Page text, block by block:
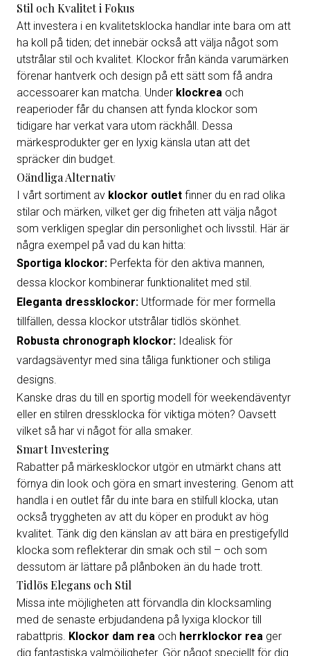
Stil och Kvalitet i Fokus
Att investera i en kvalitetsklocka handlar inte bara om att
ha koll på tiden; det innebär också att välja något som
utstrålar stil och kvalitet. Klockor från kända varumärken
förenar hantverk och design på ett sätt som få andra
accessoarer kan matcha. Under klockrea och
reaperioder får du chansen att fynda klockor som
tidigare har verkat vara utom räckhåll. Dessa
märkesprodukter ger en lyxig känsla utan att det
spräcker din budget.
Oändliga Alternativ
I vårt sortiment av klockor outlet finner du en rad olika
stilar och märken, vilket ger dig friheten att välja något
som verkligen speglar din personlighet och livsstil. Här är
några exempel på vad du kan hitta:
Sportiga klockor: Perfekta för den aktiva mannen,
dessa klockor kombinerar funktionalitet med stil.
Eleganta dressklockor: Utformade för mer formella
tillfällen, dessa klockor utstrålar tidlös skönhet.
Robusta chronograph klockor: Idealisk för
vardagsäventyr med sina tåliga funktioner och stiliga
designs.
Kanske dras du till en sportig modell för weekendäventyr
eller en stilren dressklocka för viktiga möten? Oavsett
vilket så har vi något för alla smaker.
Smart Investering
Rabatter på märkesklockor utgör en utmärkt chans att
förnya din look och göra en smart investering. Genom att
handla i en outlet får du inte bara en stilfull klocka, utan
också tryggheten av att du köper en produkt av hög
kvalitet. Tänk dig den känslan av att bära en prestigefylld
klocka som reflekterar din smak och stil – och som
dessutom är lättare på plånboken än du hade trott.
Tidlös Elegans och Stil
Missa inte möjligheten att förvandla din klocksamling
med de senaste erbjudandena på lyxiga klockor till
rabattpris. Klockor dam rea och herrklockor rea ger
dig fantastiska valmöjligheter. Gör något speciellt för dig